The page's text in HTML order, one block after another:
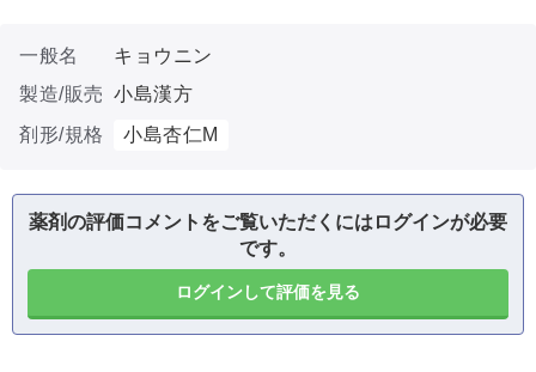
一般名
キョウニン
製造/販売 小島漢方
剤形/規格
小島杏仁M
薬剤の評価コメントをご覧いただくにはログインが必要
です。
ログインして評価を見る